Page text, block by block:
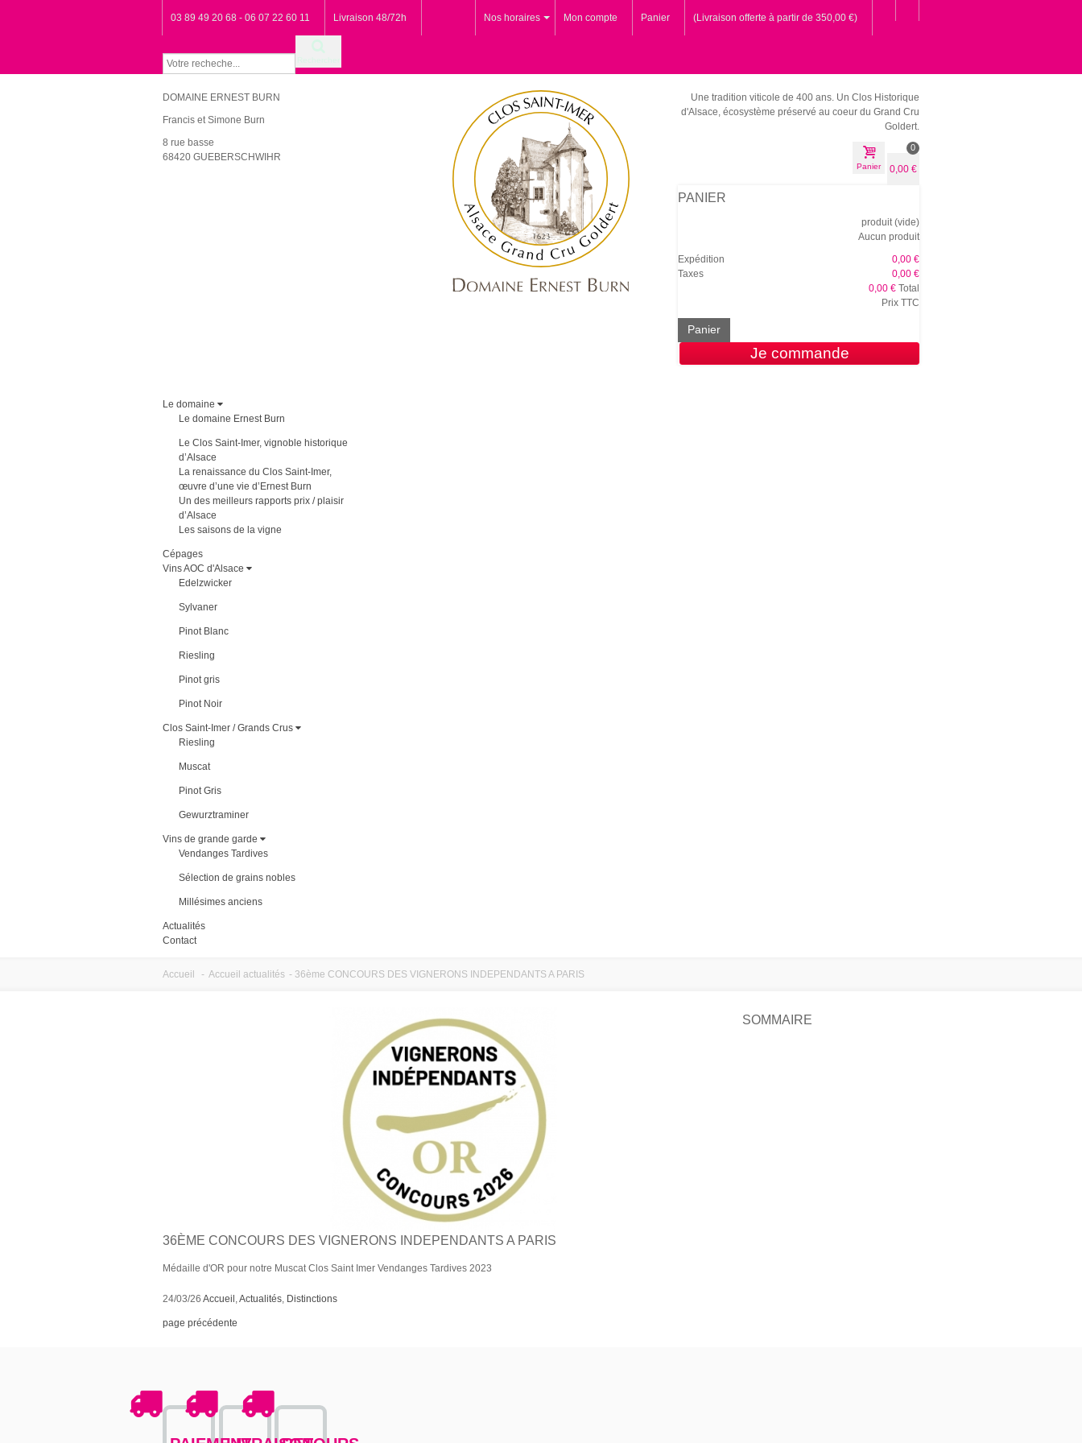
03 89 49 20 68 - 06 07 22 60 11 Livraison 48/72h (Livraison offerte à partir de 350,00 €)
Panier
Mon compte
Nos horaires
Rechercher
DOMAINE ERNEST BURN
Francis et Simone Burn
8 rue basse
68420 GUEBERSCHWIHR
Une tradition viticole de 400 ans. Un Clos Historique
d'Alsace, écosystème préservé au coeur du Grand Cru
Goldert.
Panier
0
0,00 €
PANIER
produit (vide)
Aucun produit
0,00 €
Expédition
0,00 €
Taxes
0,00 € Total
Prix TTC
Panier
Je commande
Le domaine
Le domaine Ernest Burn
Le Clos Saint-Imer, vignoble historique
d’Alsace
La renaissance du Clos Saint-Imer,
œuvre d’une vie d’Ernest Burn
Un des meilleurs rapports prix / plaisir
d’Alsace
Les saisons de la vigne
Cépages
Vins AOC d'Alsace
Edelzwicker
Sylvaner
Pinot Blanc
Riesling
Pinot gris
Pinot Noir
Clos Saint-Imer / Grands Crus
Riesling
Muscat
Pinot Gris
Gewurztraminer
Vins de grande garde
Vendanges Tardives
Sélection de grains nobles
Millésimes anciens
Actualités
Contact
Accueil - Accueil actualités - 36ème CONCOURS DES VIGNERONS INDEPENDANTS A PARIS
36ÈME CONCOURS DES VIGNERONS INDEPENDANTS A PARIS
Médaille d'OR pour notre Muscat Clos Saint Imer Vendanges Tardives 2023
24/03/26 Accueil Actualités Distinctions
page précédente
SOMMAIRE